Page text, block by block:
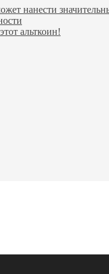
нанести
альткоин!